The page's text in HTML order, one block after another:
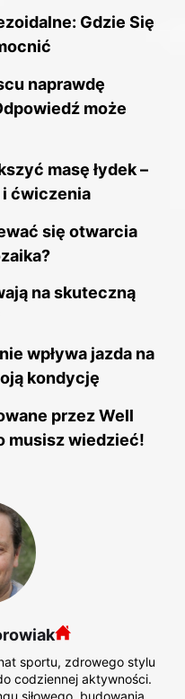
Gdzie Się
naprawdę
może
masę łydek –
ćwiczenia
się otwarcia
na skuteczną
wpływa jazda na
kondycję
przez Well
musisz wiedzieć!
sportu, zdrowego stylu
codziennej aktywności.